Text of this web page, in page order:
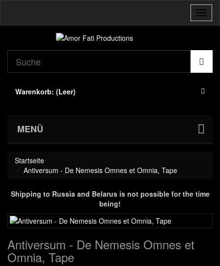
Warenkorb: (Leer)
MENÜ
Startseite
Antiversum - De Nemesis Omnes et Omnia, Tape
Shipping to Russia and Belarus is not possible for the time
being!
Antiversum - De Nemesis Omnes et
Omnia, Tape